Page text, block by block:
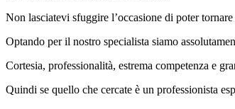
Non lasciatevi sfuggire l’occasione di poter
Optando per il nostro specialista siamo
Cortesia, professionalità, estrema competenza e
Quindi se quello che cercate è un professionista